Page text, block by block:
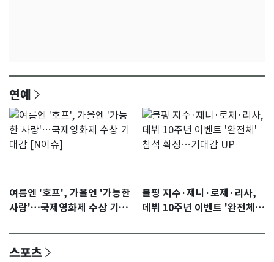
연예
여름엔 '호프', 가을엔 '가능한
사랑'…국제영화제 수상 기대
블핑 지수·제니·로제·리사,
데뷔 10주년 이벤트 '완전체'
스포츠